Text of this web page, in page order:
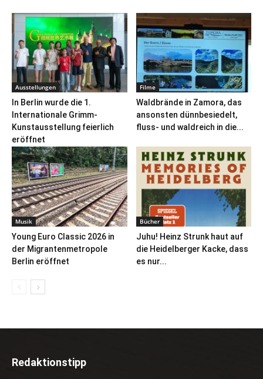
Ausstellungen
In Berlin wurde die 1.
Internationale Grimm-
Kunstausstellung feierlich
eröffnet
Filme
Waldbrände in Zamora, das
ansonsten dünnbesiedelt,
fluss- und waldreich in die...
Musik
Young Euro Classic 2026 in
der Migrantenmetropole
Berlin eröffnet
Bücher
Juhu! Heinz Strunk haut auf
die Heidelberger Kacke, dass
es nur...
Redaktionstipp